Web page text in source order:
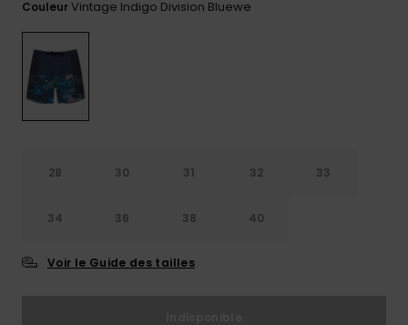
notre
CouleurVintage Indigo Division Bluewe
28 30 31 32 33
34 36 38 40
Voir le Guide des tailles